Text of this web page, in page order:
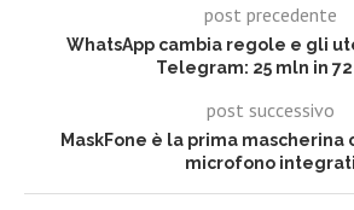
post precedente
WhatsApp cambia regole e gli
Telegram: 25 mln in
post successivo
MaskFone è la prima mascherina
microfono integrati